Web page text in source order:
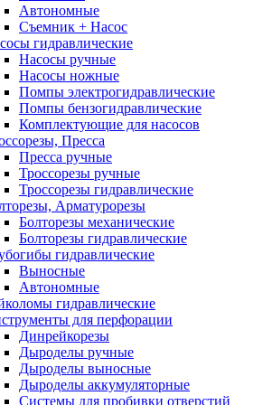
Автономные
Съемник + Насос
гидравлические
Насосы ручные
Насосы ножные
Помпы электрогидравлические
Помпы бензогидравлические
Комплектующие для насосов
Пресса
Пресса ручные
Троссорезы ручные
Троссорезы гидравлические
Арматурорезы
Болторезы механические
Болторезы гидравлические
гидравлические
Выносные
Автономные
гидравлические
для перфорации
Динрейкорезы
Дыроделы ручные
Дыроделы выносные
Дыроделы аккумуляторные
Системы для пробивки отверстий